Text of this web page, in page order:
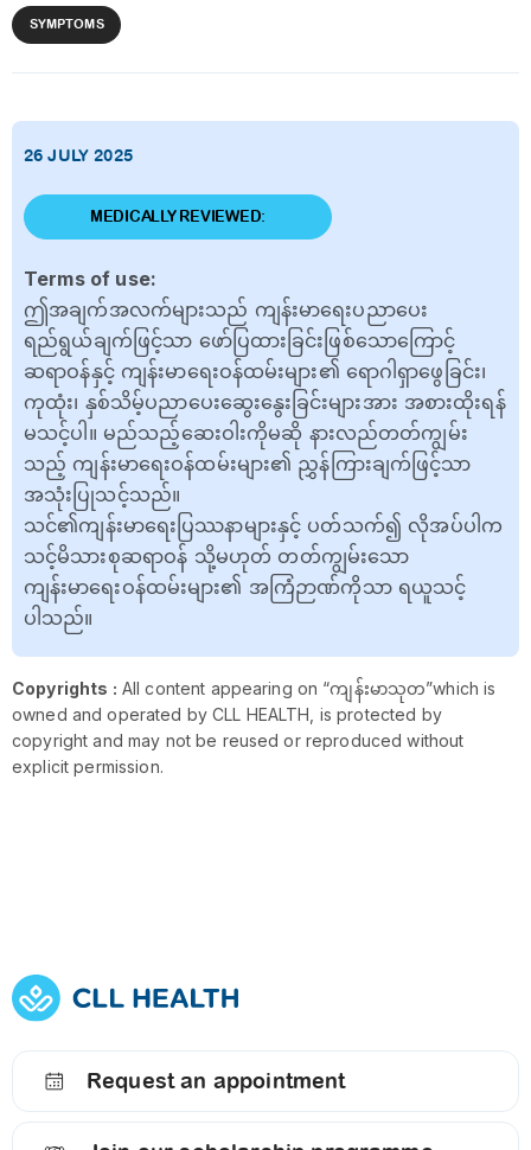
SYMPTOMS
26 JULY 2025
MEDICALLY REVIEWED:
Terms of use:
ဤအချက်အလက်များသည် ကျန်းမာရေးပညာပေး
ရည်ရွယ်ချက်ဖြင့်သာ ဖော်ပြထားခြင်းဖြစ်သောကြောင့်
ဆရာဝန်နှင့် ကျန်းမာရေးဝန်ထမ်းများ၏ ရောဂါရှာဖွေခြင်း၊
ကုထုံး၊ နှစ်သိမ့်ပညာပေးဆွေးနွေးခြင်းများအား အစားထိုးရန်
မသင့်ပါ။ မည်သည့်ဆေးဝါးကိုမဆို နားလည်တတ်ကျွမ်း
သည့် ကျန်းမာရေးဝန်ထမ်းများ၏ ညွှန်ကြားချက်ဖြင့်သာ
အသုံးပြုသင့်သည်။
သင်၏ကျန်းမာရေးပြဿနာများနှင့် ပတ်သက်၍ လိုအပ်ပါက
သင့်မိသားစုဆရာဝန် သို့မဟုတ် တတ်ကျွမ်းသော
ကျန်းမာရေးဝန်ထမ်းများ၏ အကြံဉာဏ်ကိုသာ ရယူသင့်
ပါသည်။
Copyrights : All content appearing on “ကျန်းမာသုတ”which is
owned and operated by CLL HEALTH, is protected by
copyright and may not be reused or reproduced without
explicit permission.
Request an appointment